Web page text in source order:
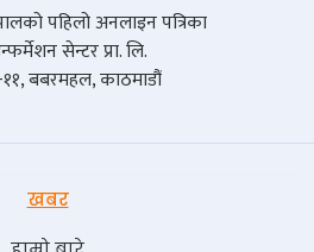
पहिलो अनलाइन पत्रिका
सेन्टर प्रा. लि.
११, बबरमहल, काठमाडौं
खबर